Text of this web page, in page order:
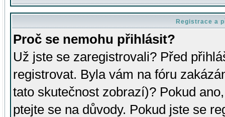
Registrace a
Proč se nemohu přihlásit?
Už jste se zaregistrovali? Před
registrovat. Byla vám na fóru
tato skutečnost zobrazí)? Pokud
ptejte se na důvody. Pokud jste se